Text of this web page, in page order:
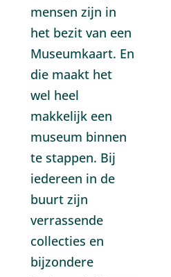
mensen zijn in
het bezit van een
Museumkaart. En
die maakt het
wel heel
makkelijk een
museum binnen
te stappen. Bij
iedereen in de
buurt zijn
verrassende
collecties en
bijzondere